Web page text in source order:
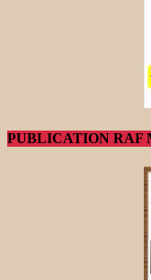
PUBLICATION RAF